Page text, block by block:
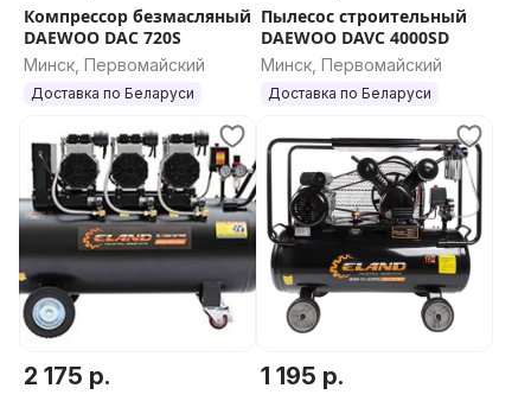
Компрессор безмасляный
DAEWOO DAC 720S
Минск, Первомайский
Доставка по Беларуси
Пылесос строительный
DAEWOO DAVC 4000SD
Минск, Первомайский
Доставка по Беларуси
2 175 р. 1 195 р.